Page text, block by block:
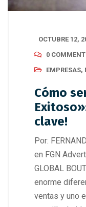
OCTUBRE 12,
0
EMPRESAS,
Cómo
clave!
Por:
en FGN
GLOBAL
enorme
ventas y uno